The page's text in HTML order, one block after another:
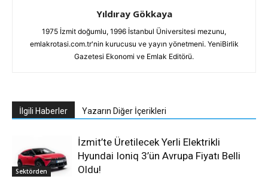
Yıldıray Gökkaya
1975 İzmit doğumlu, 1996 İstanbul Üniversitesi mezunu,
emlakrotasi.com.tr'nin kurucusu ve yayın yönetmeni. YeniBirlik
Gazetesi Ekonomi ve Emlak Editörü.
İlgili Haberler Yazarın Diğer İçerikleri
Sektörden
İzmit’te Üretilecek Yerli Elektrikli
Hyundai Ioniq 3’ün Avrupa Fiyatı Belli
Oldu!